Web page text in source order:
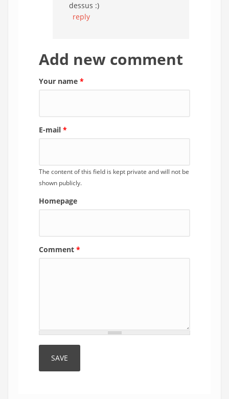
dessus :)
reply
Add new comment
Your name *
E-mail *
The content of this field is kept private and will not be
shown publicly.
Homepage
Comment *